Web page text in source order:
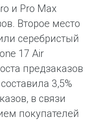
и Pro Max
Второе место
серебристый
17 Air
предзаказов
3,5%
в связи
покупателей